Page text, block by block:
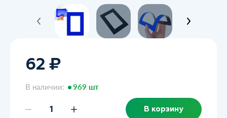
62 ₽
В наличии: 969 шт
В корзину